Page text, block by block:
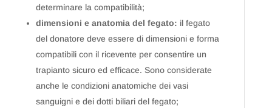
determinare la compatibilità;
dimensioni e anatomia del fegato: il fegato
del donatore deve essere di dimensioni e forma
compatibili con il ricevente per consentire un
trapianto sicuro ed efficace. Sono considerate
anche le condizioni anatomiche dei vasi
sanguigni e dei dotti biliari del fegato;